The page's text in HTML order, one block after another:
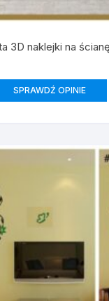
3D naklejki na
SPRAWDŹ OPINIE